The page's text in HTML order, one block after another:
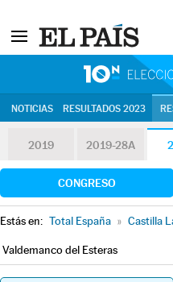
NOTICIAS RESULTADOS 2023
2019 2019-28A
CONGRESO
Estás en: Total España » Castilla
Valdemanco del Esteras